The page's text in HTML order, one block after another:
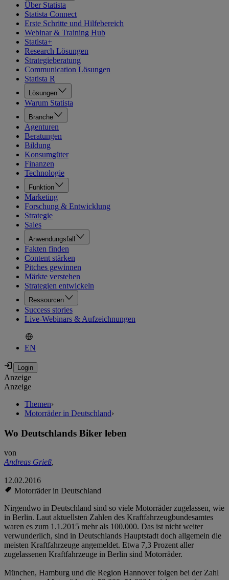
Über Statista
Statista Connect
Erste Schritte und Hilfebereich
Webinar & Training Hub
Statista+
Research Lösungen
Strategieberatung
Communication Lösungen
Statista R
Lösungen
Warum Statista
Branche
Agenturen
Beratungen
Bildung
Konsumgüter
Finanzen
Technologie
Funktion
Marketing
Forschung & Entwicklung
Strategie
Sales
Anwendungsfall
Fakten finden
Content stärken
Pitches gewinnen
Märkte verstehen
Strategien entwickeln
Ressourcen
Success stories
Live-Webinars & Aufzeichnungen
EN
Anzeige
Anzeige
Themen›
Motorräder in Deutschland›
Wo Deutschlands Biker leben
von
Andreas Grieß,
12.02.2016
Motorräder in Deutschland
Nirgendwo in Deutschland sind so viele Motorräder zugelassen, wie
in Berlin. Laut aktuellsten Zahlen des Kraftfahrzeugbundesamtes
waren es zum 1.1.2015 mehr als 100.000. Das ist nicht weiter
verwunderlich, sind in Deutschlands Hauptstadt doch allgemein die
meisten Kraftfahrzeuge angemeldet. Etwa 7,3 Prozent aller
zugelassenen Kraftfahrzeuge in Berlin sind Motorräder.
München, Hamburg und die Region Hannover folgen bei der Zahl